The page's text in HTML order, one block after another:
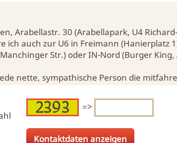
Arabellastr. 30 (Arabellapark, U4
ich auch zur U6 in Freimann (Hanierplatz
Str.) oder IN-Nord (Burger
nette, sympathische Person die
=>